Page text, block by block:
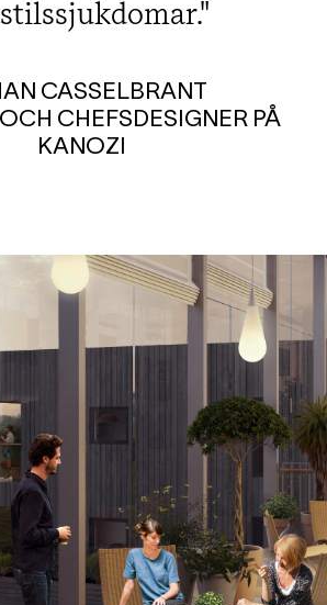
CASSELBRANT
CHEFSDESIGNER PÅ
KANOZI